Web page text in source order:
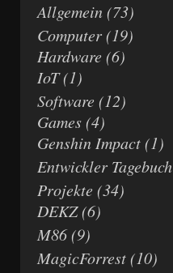
Allgemein(73)
Computer(19)
Hardware(6)
IoT(1)
Software(12)
Games(4)
Genshin Impact(1)
Entwickler Tagebuch
Projekte(34)
DEKZ(6)
M86(9)
MagicForrest(10)